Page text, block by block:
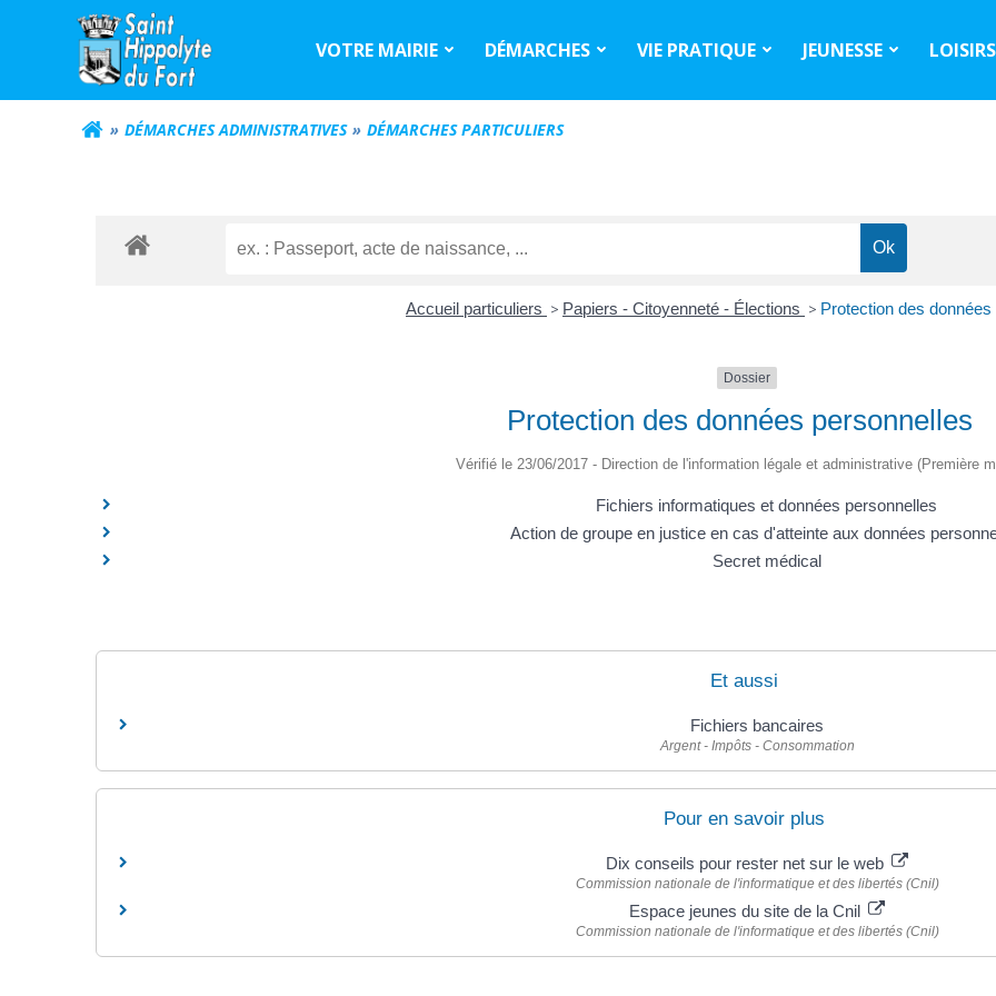
VOTRE MAIRIE DÉMARCHES VIE PRATIQUE JEUNESSE LOISIRS
DÉMARCHES ADMINISTRATIVES DÉMARCHES PARTICULIERS
Accueil particuliers > Papiers - Citoyenneté - Élections > Protection des
Dossier
Protection des données personnelles
Vérifié le 23/06/2017 - Direction de l'information légale et administrative (Première
Fichiers informatiques et données personnelles
Action de groupe en justice en cas d'atteinte aux données
Secret médical
Et aussi
Fichiers bancaires
Argent - Impôts - Consommation
Pour en savoir plus
Dix conseils pour rester net sur le web
Commission nationale de l'informatique et des libertés (Cnil)
Espace jeunes du site de la Cnil
Commission nationale de l'informatique et des libertés (Cnil)